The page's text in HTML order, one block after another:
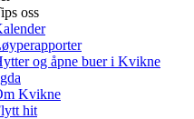
oss
og åpne buer i Kvikne
Kvikne
hit